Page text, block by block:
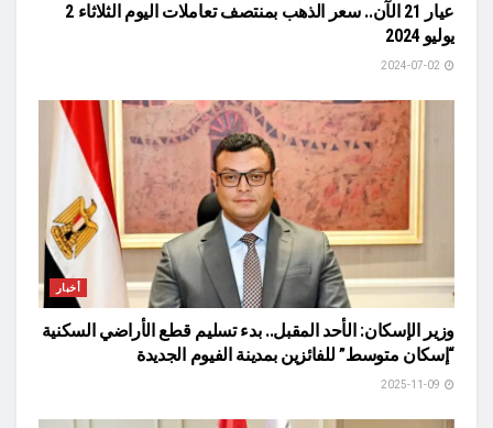
عيار 21 الآن.. سعر الذهب بمنتصف تعاملات اليوم الثلاثاء 2
يوليو 2024
أخبار
وزير الإسكان: الأحد المقبل.. بدء تسليم قطع الأراضي السكنية
“إسكان متوسط” للفائزين بمدينة الفيوم الجديدة